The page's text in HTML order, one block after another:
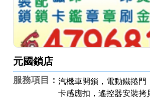
元國鎖店
服務項目：汽機車開鎖，電動鐵捲門
卡感應扣，遙控器安裝拷